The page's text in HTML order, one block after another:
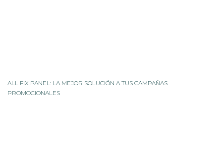
ALL FIX PANEL: LA MEJOR SOLUCIÓN A TUS CAMPAÑAS
PROMOCIONALES